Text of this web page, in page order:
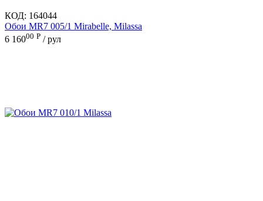
КОД: 164044
Обои MR7 005/1 Mirabelle, Milassa
6 16000 Р / рул